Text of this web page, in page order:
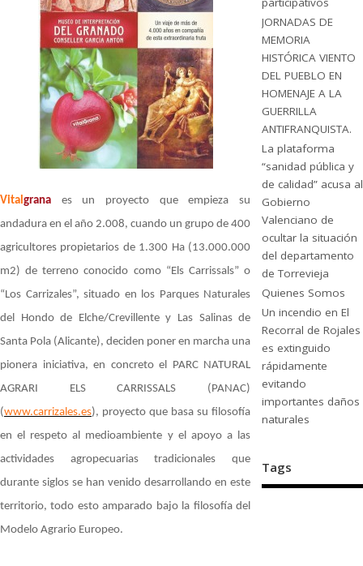
Vitalgrana es un proyecto que empieza su
andadura en el año 2.008, cuando un grupo de 400
agricultores propietarios de 1.300 Ha (13.000.000
m2) de terreno conocido como “Els Carrissals” o
“Los Carrizales”, situado en los Parques Naturales
del Hondo de Elche/Crevillente y Las Salinas de
Santa Pola (Alicante), deciden poner en marcha una
pionera iniciativa, en concreto el PARC NATURAL
AGRARI ELS CARRISSALS (PANAC)
(www.carrizales.es), proyecto que basa su filosofía
en el respeto al medioambiente y el apoyo a las
actividades agropecuarias tradicionales que
durante siglos se han venido desarrollando en este
territorio, todo esto amparado bajo la filosofía del
Modelo Agrario Europeo.
JORNADAS DE
MEMORIA
HISTÓRICA VIENTO
DEL PUEBLO EN
HOMENAJE A LA
GUERRILLA
ANTIFRANQUISTA.
La plataforma
“sanidad pública y
de calidad” acusa al
Gobierno
Valenciano de
ocultar la situación
del departamento
de Torrevieja
Quienes Somos
Un incendio en El
Recorral de Rojales
es extinguido
rápidamente
evitando
importantes daños
naturales
Tags